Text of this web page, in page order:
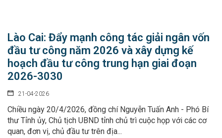
Lào Cai: Đẩy mạnh công tác giải ngân vốn
đầu tư công năm 2026 và xây dựng kế
hoạch đầu tư công trung hạn giai đoạn
2026-3030
21-04-2026
Chiều ngày 20/4/2026, đồng chí Nguyễn Tuấn Anh - Phó Bí
thư Tỉnh ủy, Chủ tịch UBND tỉnh chủ trì cuộc họp với các cơ
quan, đơn vị, chủ đầu tư trên địa...